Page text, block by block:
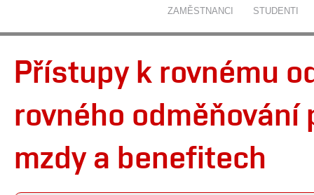
ZAMĚSTNANCI STUDENTI
Přístupy k rovnému
rovného
mzdy a benefitech